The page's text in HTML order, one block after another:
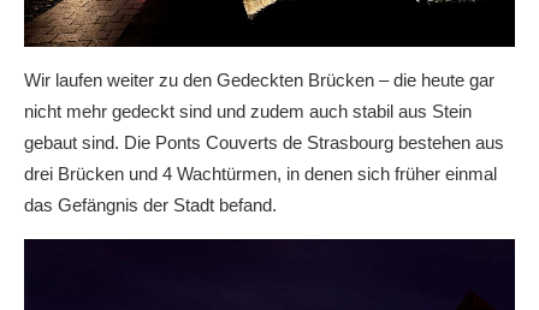
Wir laufen weiter zu den Gedeckten Brücken – die heute gar
nicht mehr gedeckt sind und zudem auch stabil aus Stein
gebaut sind. Die Ponts Couverts de Strasbourg bestehen aus
drei Brücken und 4 Wachtürmen, in denen sich früher einmal
das Gefängnis der Stadt befand.